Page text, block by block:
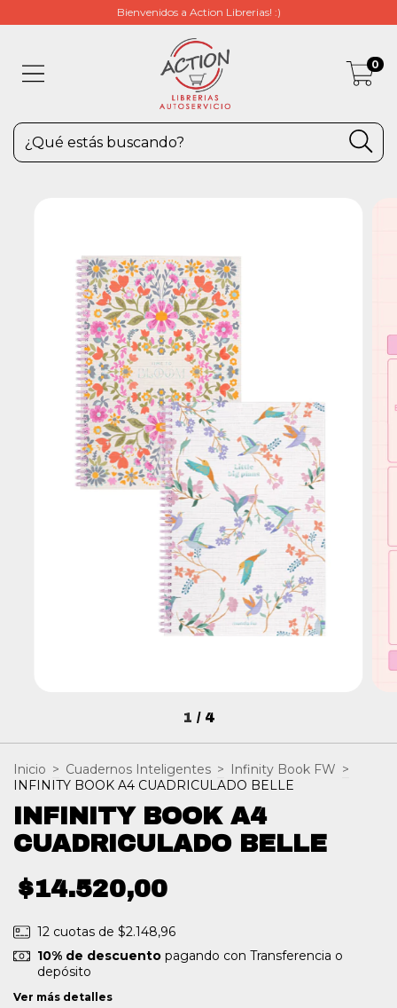
Bienvenidos a Action Librerias! :)
0
1 / 4
Inicio > Cuadernos Inteligentes > Infinity Book FW >
INFINITY BOOK A4 CUADRICULADO BELLE
INFINITY BOOK A4
CUADRICULADO BELLE
$14.520,00
12 cuotas de $2.148,96
10% de descuentopagando con Transferencia o
depósito
Ver más detalles